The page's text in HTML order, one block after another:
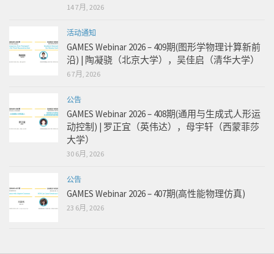
14 7月, 2026
活动通知
GAMES Webinar 2026 – 409期(图形学物理计算新前
沿) | 陶凝骁（北京大学），吴佳启（清华大学）
6 7月, 2026
公告
GAMES Webinar 2026 – 408期(通用与生成式人形运
动控制) | 罗正宜（英伟达），母宇轩（西蒙菲莎
大学）
30 6月, 2026
公告
GAMES Webinar 2026 – 407期(高性能物理仿真)
23 6月, 2026